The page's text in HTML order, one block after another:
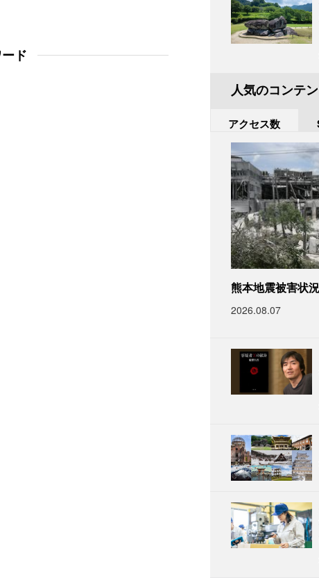
ド
人気のコンテ
アクセス数
熊本地震被害状況
2026.08.07